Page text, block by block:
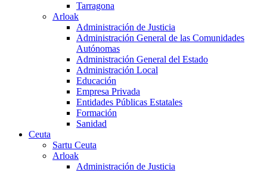
Tarragona
Arloak
Administración de Justicia
Administración General de las Comunidades
Autónomas
Administración General del Estado
Administración Local
Educación
Empresa Privada
Entidades Públicas Estatales
Formación
Sanidad
Ceuta
Sartu Ceuta
Arloak
Administración de Justicia